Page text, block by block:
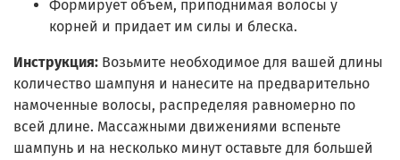
Формирует объём, приподнимая волосы у
корней и придает им силы и блеска.
Инструкция: Возьмите необходимое для вашей длины
количество шампуня и нанесите на предварительно
намоченные волосы, распределяя равномерно по
всей длине. Массажными движениями вспеньте
шампунь и на несколько минут оставьте для большей